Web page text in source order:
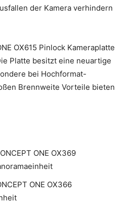
der Kamera verhindern
OX615 Pinlock Kameraplatte
Platte besitzt eine neuartige
bei Hochformat-
Brennweite Vorteile bieten
ONE OX369
ONE OX366